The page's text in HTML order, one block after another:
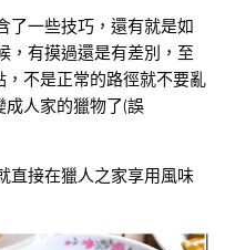
了一些技巧，還有就是如
，有摸過還是有差別，至
不是正常的路徑就不要亂
人家的獵物了(誤
直接在獵人之家享用風味